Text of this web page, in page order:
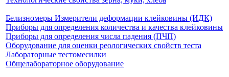
Белизномеры Измерители деформации клейковины (ИДК)
Приборы для определения количества и качества клейковины
Приборы для определения числа падения (ПЧП)
Оборудование для оценки реологических свойств теста
Лабораторные тестомесилки
Общелабораторное оборудование